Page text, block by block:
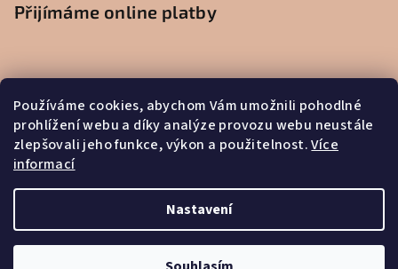
Používáme cookies, abychom Vám umožnili pohodlné
prohlížení webu a díky analýze provozu webu neustále
zlepšovali jeho funkce, výkon a použitelnost.Více
informací
Nastavení
Přijímáme online platby